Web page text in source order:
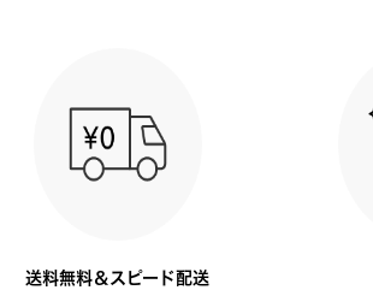
送料無料＆スピード配送